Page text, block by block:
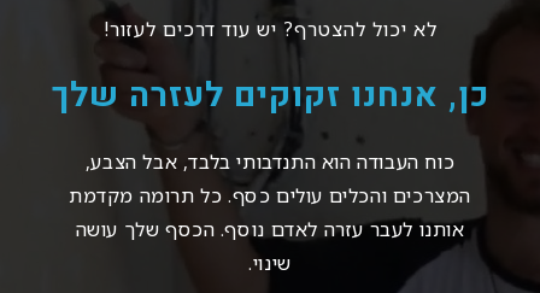
לא יכול להצטרף? יש עוד דרכים לעזור!
כן, אנחנו זקוקים לעזרה שלך
כוח העבודה הוא התנדבותי בלבד, אבל הצבע,
המצרכים והכלים עולים כסף. כל תרומה מקדמת
אותנו לעבר עזרה לאדם נוסף. הכסף שלך עושה
שינוי.